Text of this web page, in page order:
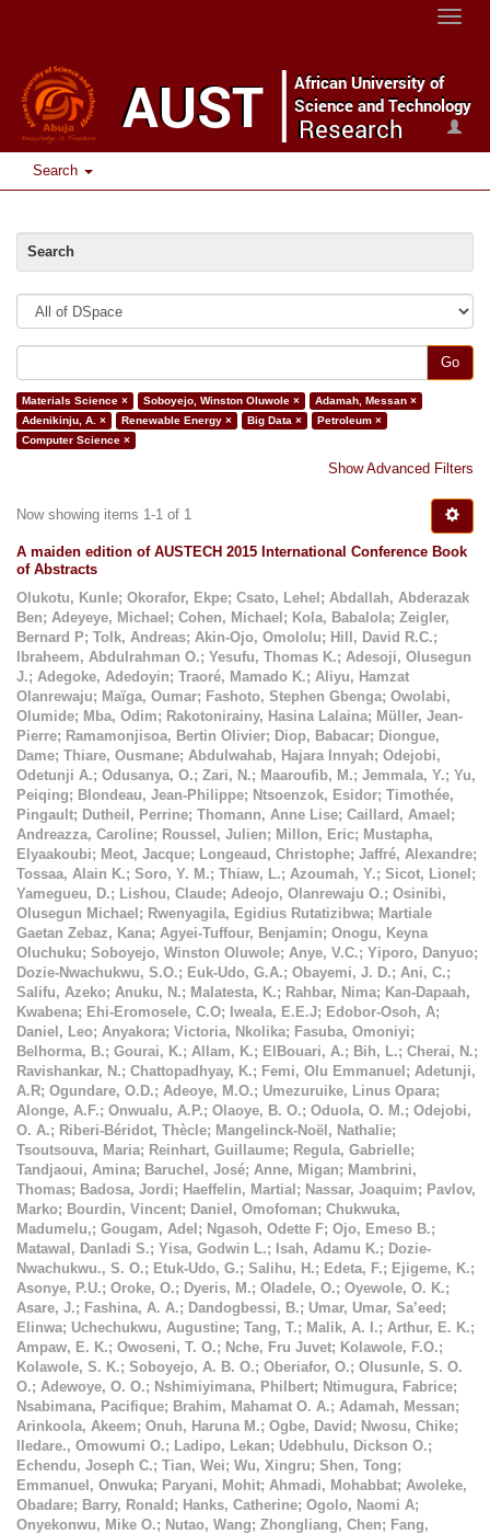
Toggle
Search
Search
Go
Materials Science × Soboyejo, Winston Oluwole ×
Adamah, Messan ×
Adenikinju, A. ×
Renewable Energy × Big Data ×
Petroleum ×
Computer Science ×
Show Advanced Filters
Now showing items 1-1 of 1
A maiden edition of AUSTECH 2015 International Conference Book
of Abstracts
Olukotu, Kunle; Okorafor, Ekpe; Csato, Lehel ; Abdallah, Abderazak
Ben; Adeyeye, Michael ; Cohen, Michael ; Kola, Babalola; Zeigler,
Bernard P; Tolk, Andreas; Akin-Ojo, Omololu; Hill, David R.C.;
Ibraheem, Abdulrahman O.; Yesufu, Thomas K.; Adesoji, Olusegun
J.; Adegoke, Adedoyin; Traoré, Mamado K.; Aliyu, Hamzat
Olanrewaju; Maïga, Oumar; Fashoto, Stephen Gbenga; Owolabi,
Olumide; Mba, Odim; Rakotonirainy, Hasina Lalaina; Müller, Jean-
Pierre; Ramamonjisoa, Bertin Olivier; Diop, Babacar; Diongue,
Dame; Thiare, Ousmane; Abdulwahab, Hajara Innyah; Odejobi,
Odetunji A.; Odusanya, O.; Zari, N.; Maaroufib, M.; Jemmala, Y.; Yu,
Peiqing; Blondeau, Jean-Philippe; Ntsoenzok, Esidor; Timothée,
Pingault; Dutheil, Perrine; Thomann, Anne Lise; Caillard, Amael ;
Andreazza, Caroline; Roussel, Julien; Millon, Eric; Mustapha,
Elyaakoubi; Meot, Jacque; Longeaud, Christophe; Jaffré, Alexandre;
Tossaa, Alain K.; Soro, Y. M.; Thiaw, L.; Azoumah, Y.; Sicot, Lionel ;
Yamegueu, D.; Lishou, Claude; Adeojo, Olanrewaju O.; Osinibi,
Olusegun Michael ; Rwenyagila, Egidius Rutatizibwa; Martiale
Gaetan Zebaz, Kana; Agyei-Tuffour, Benjamin; Onogu, Keyna
Oluchuku; Soboyejo, Winston Oluwole; Anye, V.C.; Yiporo, Danyuo;
Dozie-Nwachukwu, S.O.; Euk-Udo, G.A.; Obayemi, J. D.; Ani, C.;
Salifu, Azeko; Anuku, N.; Malatesta, K.; Rahbar, Nima; Kan-Dapaah,
Kwabena; Ehi-Eromosele, C.O; Iweala, E.E.J; Edobor-Osoh, A;
Daniel, Leo; Anyakora; Victoria, Nkolika; Fasuba, Omoniyi;
Belhorma, B.; Gourai, K.; Allam, K.; ElBouari, A.; Bih, L.; Cherai, N.;
Ravishankar, N.; Chattopadhyay, K.; Femi, Olu Emmanuel ; Adetunji,
A.R; Ogundare, O.D.; Adeoye, M.O.; Umezuruike, Linus Opara;
Alonge, A.F.; Onwualu, A.P.; Olaoye, B. O.; Oduola, O. M.; Odejobi,
O. A.; Riberi-Béridot, Thècle; Mangelinck-Noël, Nathalie;
Tsoutsouva, Maria; Reinhart, Guillaume; Regula, Gabrielle;
Tandjaoui, Amina; Baruchel, José; Anne, Migan; Mambrini,
Thomas; Badosa, Jordi; Haeffelin, Martial ; Nassar, Joaquim; Pavlov,
Marko; Bourdin, Vincent; Daniel, Omofoman; Chukwuka,
Madumelu,; Gougam, Adel ; Ngasoh, Odette F; Ojo, Emeso B.;
Matawal, Danladi S.; Yisa, Godwin L.; Isah, Adamu K.; Dozie-
Nwachukwu., S. O.; Etuk-Udo, G.; Salihu, H.; Edeta, F.; Ejigeme, K.;
Asonye, P.U.; Oroke, O.; Dyeris, M.; Oladele, O.; Oyewole, O. K.;
Asare, J.; Fashina, A. A.; Dandogbessi, B.; Umar, Umar, Sa’eed ;
Elinwa; Uchechukwu, Augustine; Tang, T.; Malik, A. I.; Arthur, E. K.;
Ampaw, E. K.; Owoseni, T. O.; Nche, Fru Juvet; Kolawole, F.O.;
Kolawole, S. K.; Soboyejo, A. B. O.; Oberiafor, O.; Olusunle, S. O.
O.; Adewoye, O. O.; Nshimiyimana, Philbert; Ntimugura, Fabrice;
Nsabimana, Pacifique; Brahim, Mahamat O. A.; Adamah, Messan;
Arinkoola, Akeem; Onuh, Haruna M.; Ogbe, David ; Nwosu, Chike;
Iledare., Omowumi O.; Ladipo, Lekan; Udebhulu, Dickson O.;
Echendu, Joseph C.; Tian, Wei; Wu, Xingru; Shen, Tong;
Emmanuel, Onwuka; Paryani, Mohit; Ahmadi, Mohabbat; Awoleke,
Obadare; Barry, Ronald ; Hanks, Catherine; Ogolo, Naomi A;
Onyekonwu, Mike O.; Nutao, Wang; Zhongliang, Chen; Fang,